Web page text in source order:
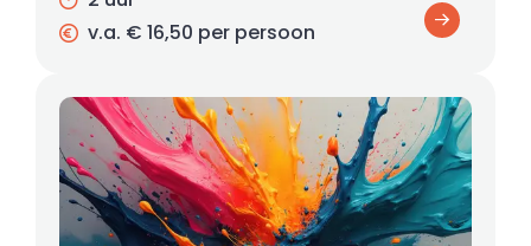
v.a. € 16,50 per persoon